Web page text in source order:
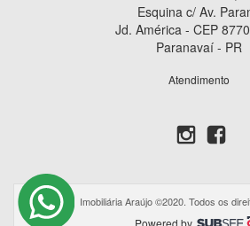
Esquina c/ Av.
Jd. América - CEP
Paranavaí - PR
Atendimento
Imobiliária Araújo ©2020. Todos os
Powered by